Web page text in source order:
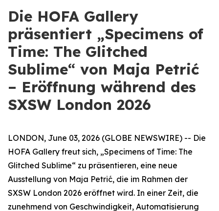
Die HOFA Gallery
präsentiert „Specimens of
Time: The Glitched
Sublime“ von Maja Petrić
– Eröffnung während des
SXSW London 2026
LONDON, June 03, 2026 (GLOBE NEWSWIRE) -- Die
HOFA Gallery freut sich, „Specimens of Time: The
Glitched Sublime“ zu präsentieren, eine neue
Ausstellung von Maja Petrić, die im Rahmen der
SXSW London 2026 eröffnet wird. In einer Zeit, die
zunehmend von Geschwindigkeit, Automatisierung